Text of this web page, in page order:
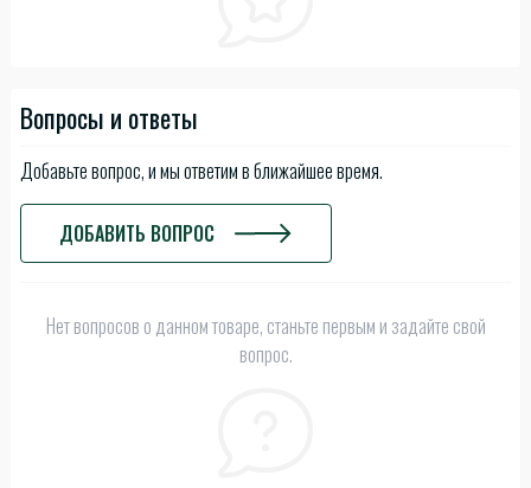
Вопросы и ответы
Добавьте вопрос, и мы ответим в ближайшее время.
ДОБАВИТЬ ВОПРОС
Нет вопросов о данном товаре, станьте первым и задайте свой
вопрос.